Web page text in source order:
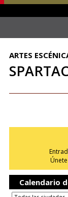
ARTES
Calendario